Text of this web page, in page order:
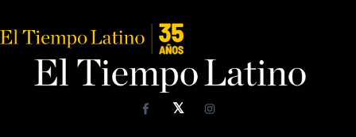
𝕏
FacebookInstagram